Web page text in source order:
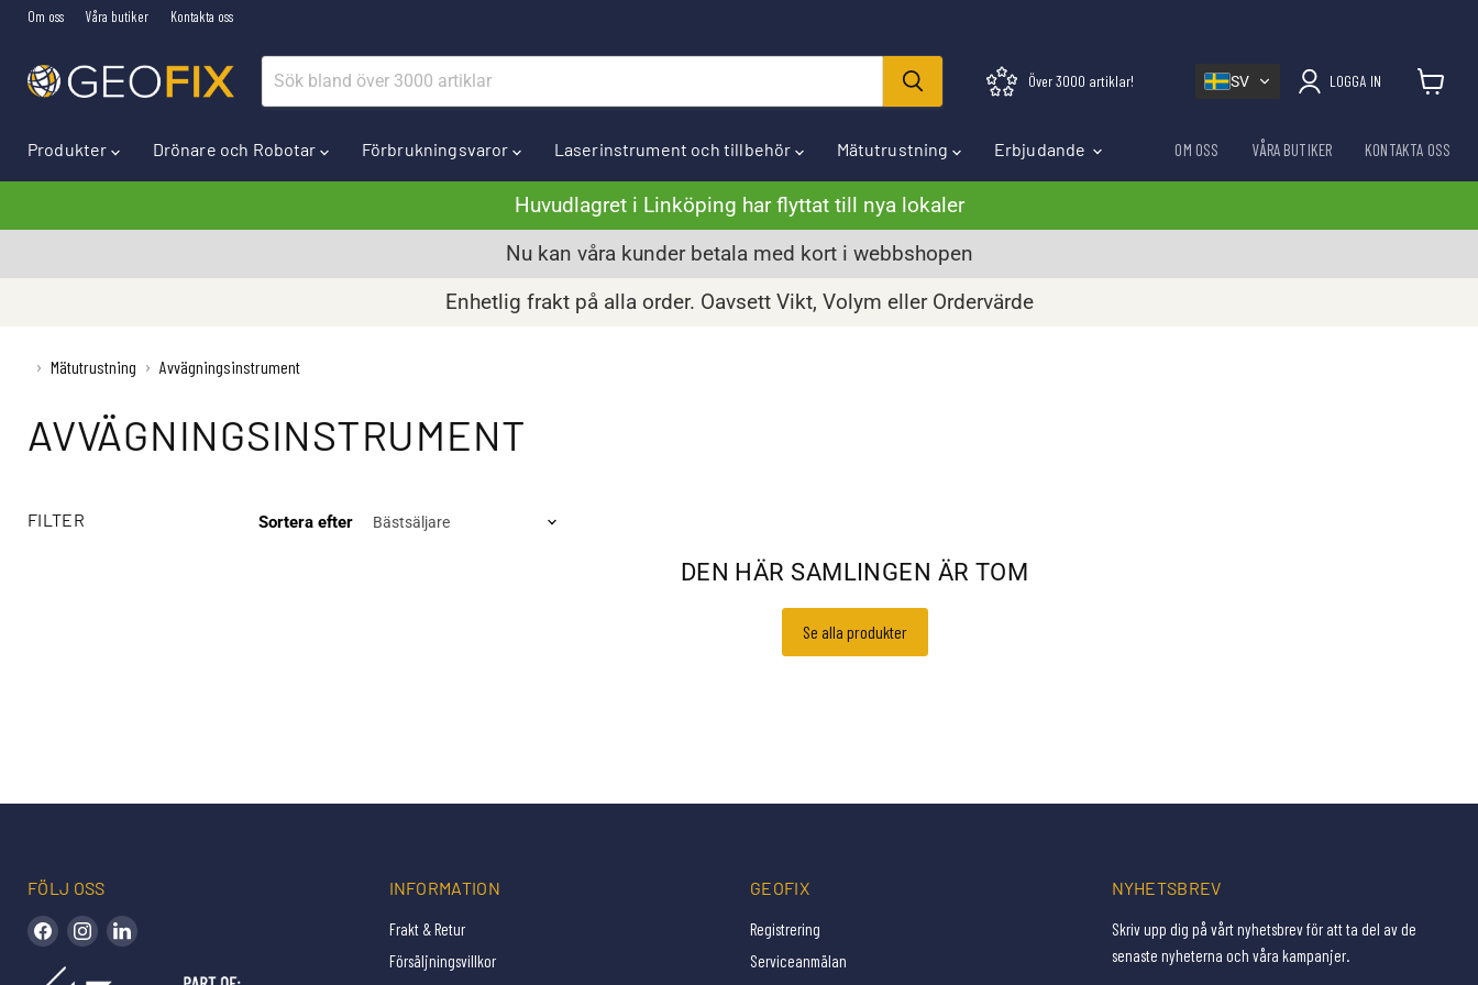
Om oss Våra butiker Kontakta oss
Över 3000 artiklar! SV LOGGA IN
Produkter Drönare och Robotar Förbrukningsvaror Laserinstrument och tillbehör Mätutrustning Erbjudande OM OSS VÅRA BUTIKER KONTAKTA OSS
Huvudlagret i Linköping har flyttat till nya lokaler
Nu kan våra kunder betala med kort i webbshopen
Enhetlig frakt på alla order. Oavsett Vikt, Volym eller Ordervärde
› Mätutrustning › Avvägningsinstrument
AVVÄGNINGSINSTRUMENT
FILTER Sortera efter
DEN HÄR SAMLINGEN ÄR TOM
Se alla produkter
FÖLJ OSS
Hitta oss på Facebook
Hitta oss på Instagram
INFORMATION
Frakt & Retur
Försäljningsvillkor
GEOFIX
Registrering
Serviceanmälan
NYHETSBREV
Skriv upp dig på vårt nyhetsbrev för att ta del av de
senaste nyheterna och våra kampanjer.